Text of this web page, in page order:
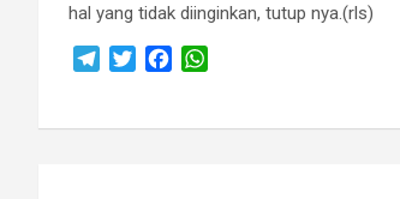
hal yang tidak diinginkan, tutup nya.(rls)
e
t
e
t